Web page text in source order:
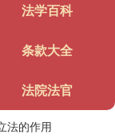
法学百科
条款大全
法院法官
法的作用